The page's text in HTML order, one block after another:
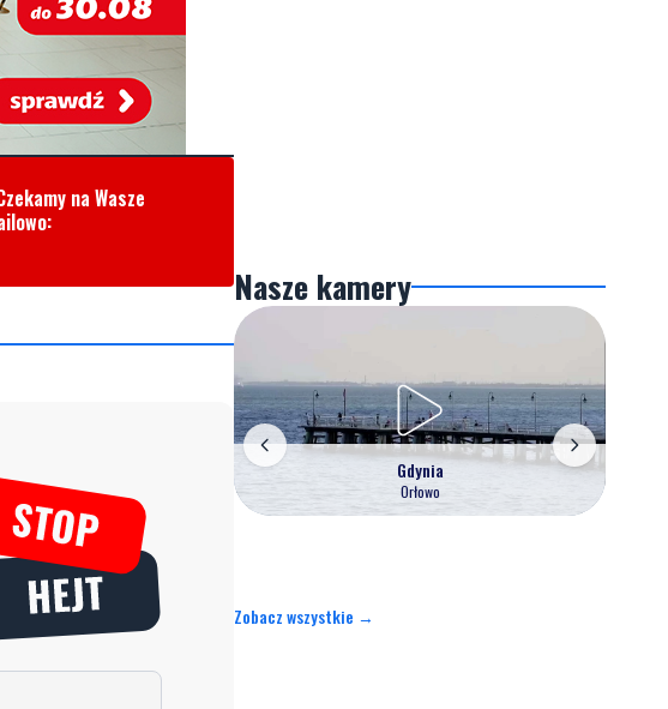
na Wasze
Nasze kamery
Gdynia
Orłowo
Zobacz wszystkie →